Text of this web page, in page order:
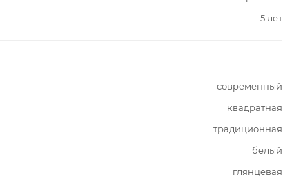
5 лет
современный
квадратная
традиционная
белый
глянцевая